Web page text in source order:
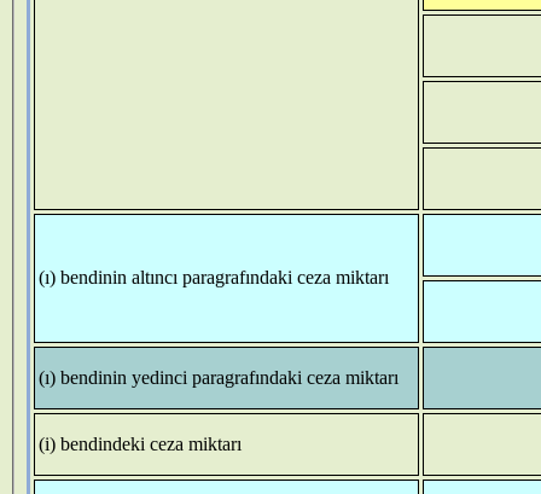
(ı) bendinin altıncı paragrafındaki ceza miktarı
(ı) bendinin yedinci paragrafındaki ceza miktarı
(i) bendindeki ceza miktarı